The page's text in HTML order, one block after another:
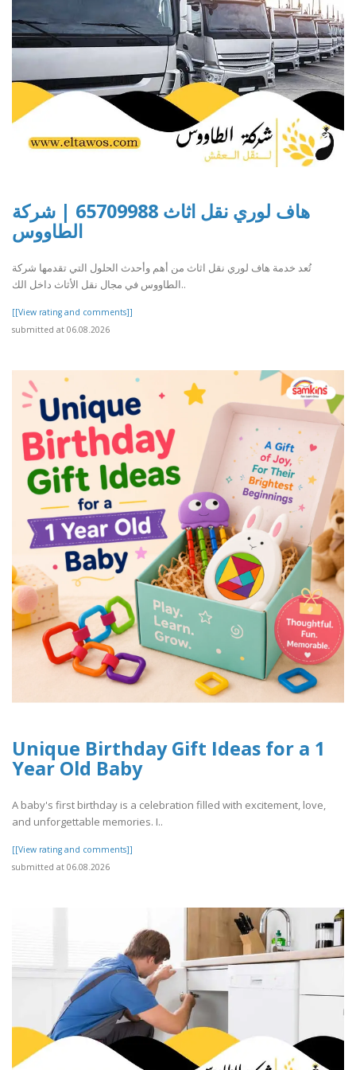
هاف لوري نقل اثاث 65709988 | شركة
الطاووس
تُعد خدمة هاف لوري نقل اثاث من أهم وأحدث الحلول التي تقدمها شركة
الطاووس في مجال نقل الأثاث داخل الك..
[[View rating and comments]]
submitted at 06.08.2026
Unique Birthday Gift Ideas for a 1
Year Old Baby
A baby's first birthday is a celebration filled with excitement, love,
and unforgettable memories. I..
[[View rating and comments]]
submitted at 06.08.2026